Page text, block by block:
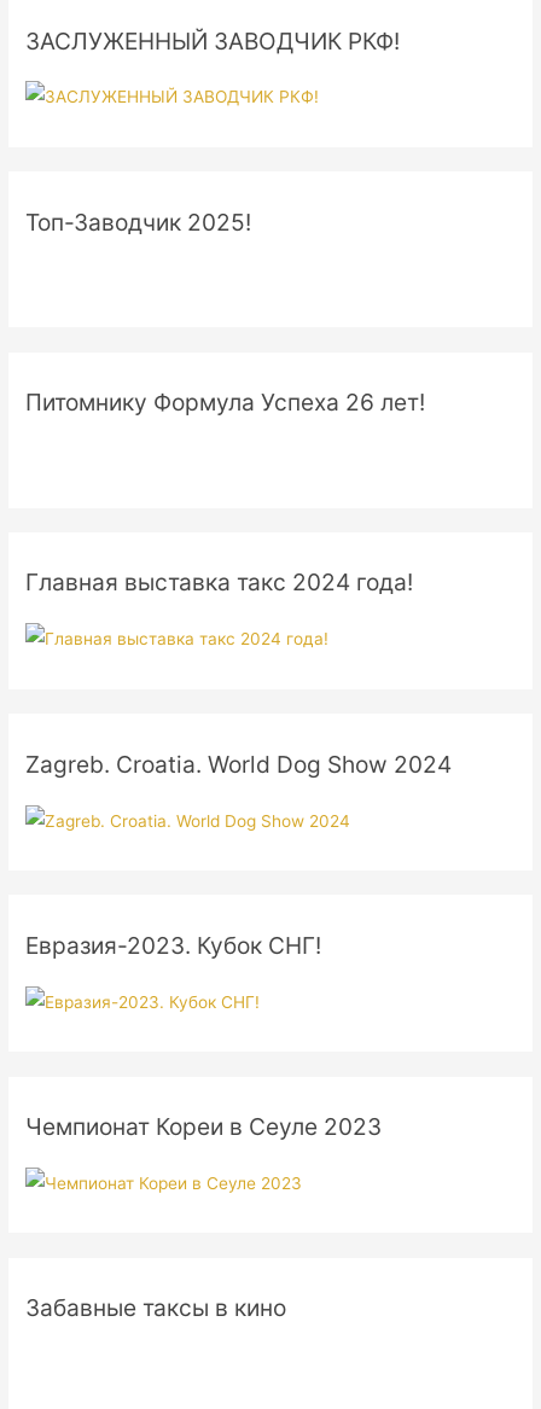
ЗАСЛУЖЕННЫЙ ЗАВОДЧИК РКФ!
Топ-Заводчик 2025!
Питомнику Формула Успеха 26 лет!
Главная выставка такс 2024 года!
Zagreb. Croatia. World Dog Show 2024
Евразия-2023. Кубок СНГ!
Чемпионат Кореи в Сеуле 2023
Забавные таксы в кино